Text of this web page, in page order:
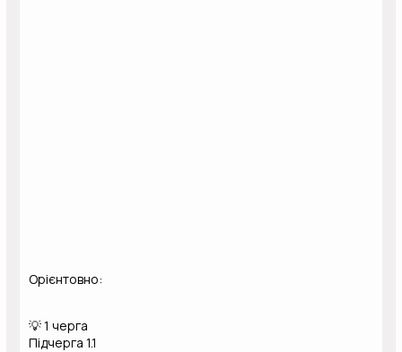
Орієнтовно:
💡 1 черга
Підчерга 1.1